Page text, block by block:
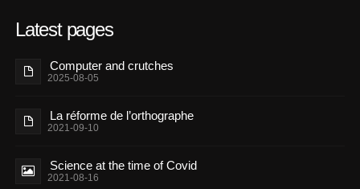
Latest pages
Computer and crutches
2025-08-05
La réforme de l’orthographe
2021-09-10
Science at the time of Covid
2021-08-16